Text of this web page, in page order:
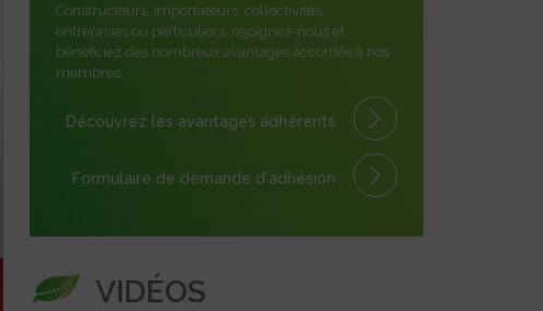
Constructeurs, importateurs, collectivités,
entreprises ou particuliers, rejoignez-nous et
bénéficiez des nombreux avantages accordés à nos
membres.
Découvrez les avantages adhérents
Formulaire de demande d'adhésion
VIDÉOS